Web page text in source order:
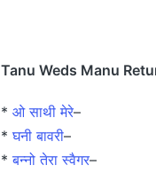
Tanu Weds Manu
* ओ साथी मेरे–
*घनी बावरी–
*बन्नो तेरा स्वैगर–